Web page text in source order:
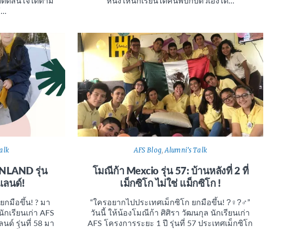
รุ่น
ลนด์!
กมือขึ้น! ? มา
รียนเก่า AFS
นด์ รุ่นที่ 58 มา
AFS Blog,Alumni's Talk
โมณีก้า Mexcio รุ่น 57: บ้านหลังที่ 2 ที่
เม็กซิโก ไม่ใช่ แม็กซิโก !
“ใครอยากไปประเทศเม็กซิโก ยกมือขึ้น! ?‍♀?‍♂”
วันนี้ ให้น้องโมณีก้า ศิศิรา วัฒนกุล นักเรียนเก่า
AFS โครงการระยะ 1 ปี รุ่นที่ 57 ประเทศเม็กซิโก